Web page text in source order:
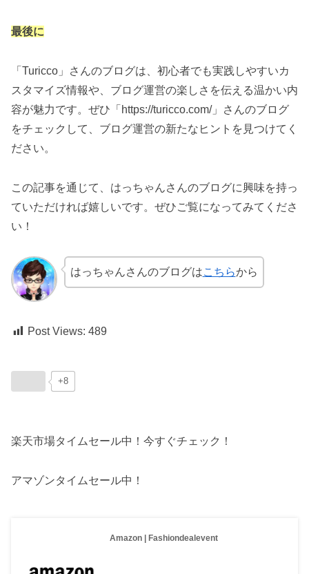
最後に
「Turicco」さんのブログは、初心者でも実践しやすいカ
スタマイズ情報や、ブログ運営の楽しさを伝える温かい内
容が魅力です。ぜひ「https://turicco.com/」さんのブログ
をチェックして、ブログ運営の新たなヒントを見つけてく
ださい。
この記事を通じて、はっちゃんさんのブログに興味を持っ
ていただければ嬉しいです。ぜひご覧になってみてくださ
い！
はっちゃんさんのブログはこちらから
Post Views: 489
+8
楽天市場タイムセール中！今すぐチェック！
アマゾンタイムセール中！
Amazon | Fashiondealevent